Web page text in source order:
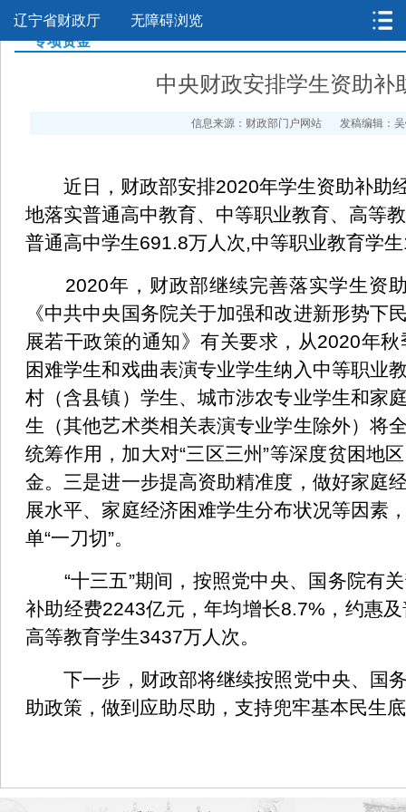
辽宁省财政厅
无障碍浏览
专项资金
中央财政安排学生资助补
信息来源：财政部门户网站 发稿编辑：
近日，财政部安排2020年学生资助补助
地落实普通高中教育、中等职业教育、高等
普通高中学生691.8万人次,中等职业教育学
2020年，财政部继续完善落实学生资助
《中共中央国务院关于加强和改进新形势
展若干政策的通知》有关要求，从2020年
困难学生和戏曲表演专业学生纳入中等职业
村（含县镇）学生、城市涉农专业学生和家
生（其他艺术类相关表演专业学生除外）将
统筹作用，加大对“三区三州”等深度贫困地
金。三是进一步提高资助精准度，做好家庭
展水平、家庭经济困难学生分布状况等因素
单“一刀切”。
“十三五”期间，按照党中央、国务院有关
补助经费2243亿元，年均增长8.7%，约惠
高等教育学生3437万人次。
下一步，财政部将继续按照党中央、国务
助政策，做到应助尽助，支持兜牢基本民生